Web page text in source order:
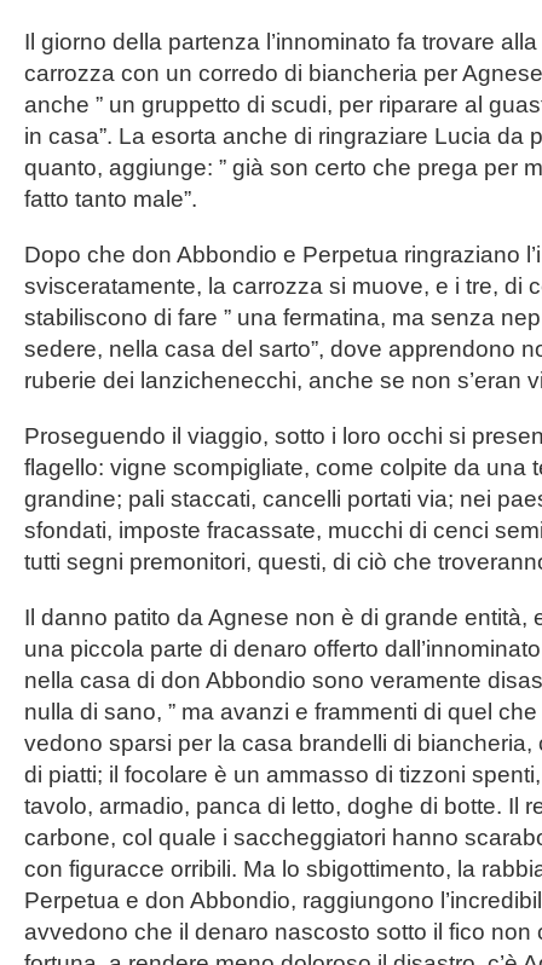
Il giorno della partenza l’innominato fa trovare
carrozza con un corredo di biancheria per
anche ” un gruppetto di scudi, per riparare al
in casa”. La esorta anche di ringraziare Lucia da
quanto, aggiunge: ” già son certo che prega per
fatto tanto male”.
Dopo che don Abbondio e Perpetua ringraziano
svisceratamente, la carrozza si muove, e i tre, di
stabiliscono di fare ” una fermatina, ma senza
sedere, nella casa del sarto”, dove apprendono
ruberie dei lanzichenecchi, anche se non s’eran
Proseguendo il viaggio, sotto i loro occhi si
flagello: vigne scompigliate, come colpite da una
grandine; pali staccati, cancelli portati via; nei
sfondati, impo­ste fracassate, mucchi di cenci
tutti segni premonitori, questi, di ciò che
Il danno patito da Agnese non è di grande entità,
una piccola parte di denaro offerto
nella casa di don Abbondio sono veramente
nulla di sano, ” ma avanzi e frammenti di quel che
vedono sparsi per la casa brandelli di biancheria,
di piatti; il focolare è un ammasso di tizzoni
tavolo, armadio, panca di letto, doghe di botte. Il
carbone, col quale i saccheggiatori hanno
con figuracce orribili. Ma lo sbigottimento, la
Perpetua e don Abbondio, raggiungono
avvedono che il denaro nascosto sotto il fico non